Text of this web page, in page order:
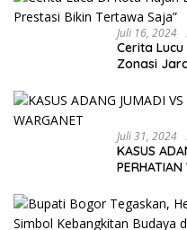
Juli 16, 2024
Cerita
Zonasi
Juli 31, 2024
KASUS